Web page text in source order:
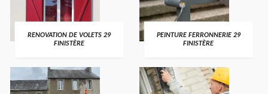
RENOVATION DE VOLETS 29
FINISTÈRE
PEINTURE FERRONNERIE 29
FINISTÈRE